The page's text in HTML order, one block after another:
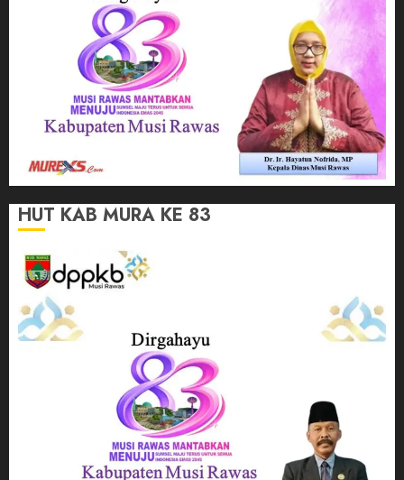
HUT KAB MURA KE 83